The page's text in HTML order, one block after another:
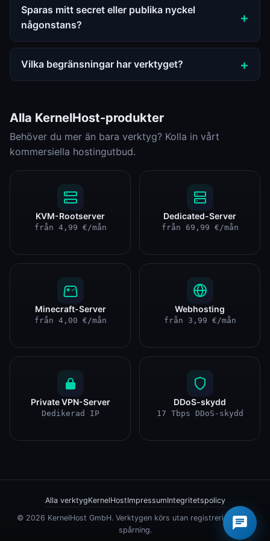
Sparas mitt secret eller publika nyckel
någonstans?
Vilka begränsningar har verktyget?
Alla KernelHost-produkter
Behöver du mer än bara verktyg? Kolla in vårt
kommersiella hostingutbud.
KVM-Rootserver
från 4,99 €/mån
Dedicated-Server
från 69,99 €/mån
Minecraft-Server
från 4,00 €/mån
Webhosting
från 3,99 €/mån
Private VPN-Server
Dedikerad IP
DDoS-skydd
17 Tbps DDoS-skydd
Alla verktygKernelHostImpressumIntegritetspolicy
© 2026 KernelHost GmbH. Verktygen körs utan registrering, utan
spårning.
×
Hej 👋 Behöver du hjälp?